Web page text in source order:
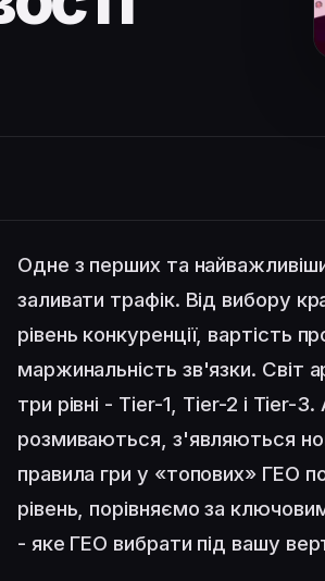
Одне з перших та
заливати трафік. Від вибору
рівень конкуренції, вартість
маржинальність зв'язки. Світ
три рівні - Tier-1, Tier-2 і Tier-
розмиваються, з'являються
правила гри у «топових» ГЕО
рівень, порівняємо за
- яке ГЕО вибрати під вашу